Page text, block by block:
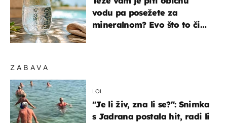
ZABAVA
LOL
"Je li živ, zna li se?": Snimka
s Jadrana postala hit, radi li
vodu pa posežete za
mineralnom? Evo što to čini